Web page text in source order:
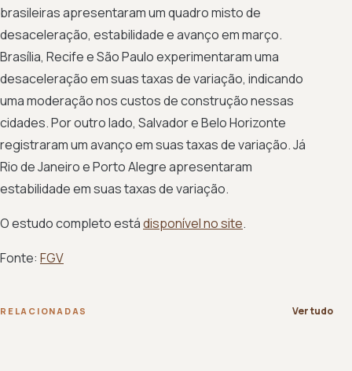
brasileiras apresentaram um quadro misto de
desaceleração, estabilidade e avanço em março.
Brasília, Recife e São Paulo experimentaram uma
desaceleração em suas taxas de variação, indicando
uma moderação nos custos de construção nessas
cidades. Por outro lado, Salvador e Belo Horizonte
registraram um avanço em suas taxas de variação. Já
Rio de Janeiro e Porto Alegre apresentaram
estabilidade em suas taxas de variação.
O estudo completo estádisponível no site.
Fonte: FGV
RELACIONADAS Ver tudo